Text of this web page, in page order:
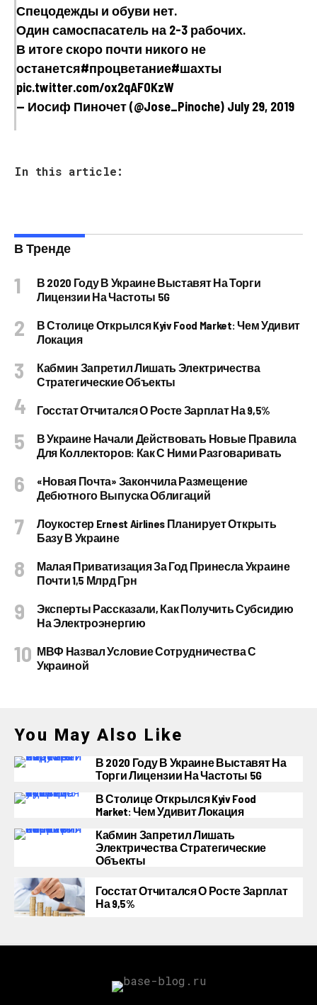
Спецодежды и обуви нет.
Один самоспасатель на 2-3 рабочих.
В итоге скоро почти никого не
останется#процветание#шахты
pic.twitter.com/ox2qAF0KzW
— Иосиф Пиночет (@Jose_Pinoche) July 29, 2019
In this article:
В Тренде
В 2020 Году В Украине Выставят На Торги
Лицензии На Частоты 5G
В Столице Открылся Kyiv Food Market: Чем Удивит
Локация
Кабмин Запретил Лишать Электричества
Стратегические Объекты
Госстат Отчитался О Росте Зарплат На 9,5%
В Украине Начали Действовать Новые Правила
Для Коллекторов: Как С Ними Разговаривать
«Новая Почта» Закончила Размещение
Дебютного Выпуска Облигаций
Лоукостер Ernest Airlines Планирует Открыть
Базу В Украине
Малая Приватизация За Год Принесла Украине
Почти 1,5 Млрд Грн
Эксперты Рассказали, Как Получить Субсидию
На Электроэнергию
МВФ Назвал Условие Сотрудничества С
Украиной
You May Also Like
В 2020 Году В Украине Выставят На
Торги Лицензии На Частоты 5G
В Столице Открылся Kyiv Food
Market: Чем Удивит Локация
Кабмин Запретил Лишать
Электричества Стратегические
Объекты
Госстат Отчитался О Росте Зарплат
На 9,5%